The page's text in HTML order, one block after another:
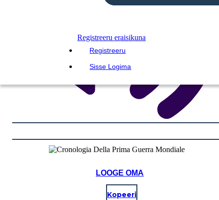
Registreeru eraisikuna
Registreeru
Sisse Logima
LOOGE OMA
Kopeeri